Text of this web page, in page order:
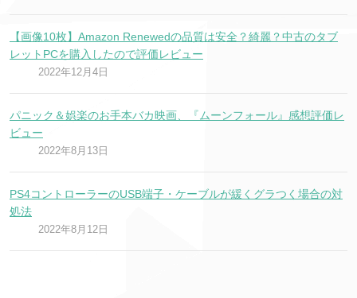
【画像10枚】Amazon Renewedの品質は安全？綺麗？中古のタブ
レットPCを購入したので評価レビュー
2022年12月4日
パニック＆娯楽のお手本バカ映画、『ムーンフォール』感想評価レ
ビュー
2022年8月13日
PS4コントローラーのUSB端子・ケーブルが緩くグラつく場合の対
処法
2022年8月12日